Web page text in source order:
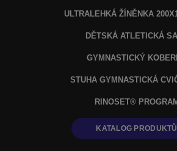
ULTRALEHKÁ ŽÍNĚNKA
DĚTSKÁ ATLETICKÁ
GYMNASTICKÝ
STUHA GYMNASTICKÁ
RINOSET®
KATALOG PRODUKTŮ